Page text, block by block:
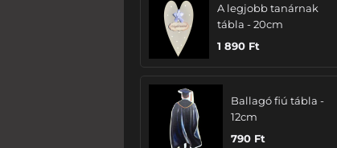
A legjobb tanárnak
tábla - 20cm
1 890 Ft
Ballagó fiú tábla -
12cm
790 Ft